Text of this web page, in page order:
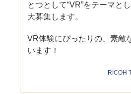
とつとして“VR”をテーマと
大募集します。
VR体験にぴったりの、素敵
います！
RICOH